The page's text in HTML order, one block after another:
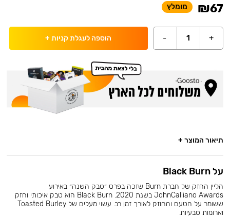
₪67 מומלץ
+
1
- הוספה לעגלת קניות +
תיאור המוצר +
על Black Burn
הליין החזק של חברת Burn שזכה בפרס ״טבק השנה״ באירוע
JohnCalliano Awards בשנת 2020. Black Burn הוא טבק איכותי וחזק
ששומר על הטעם והחוזק לאורך זמן רב. עשוי מעלים של Toasted Burley
וארומות טבעיות.